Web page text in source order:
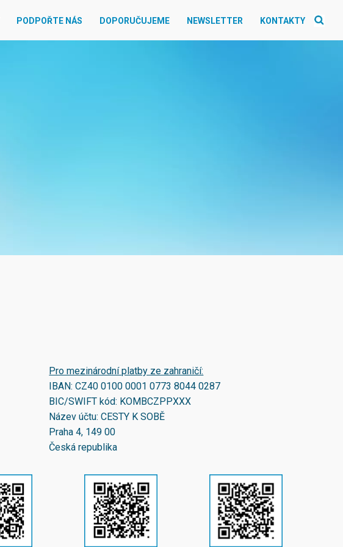
PODPOŘTE NÁS DOPORUČUJEME NEWSLETTER KONTAKTY
Pro mezinárodní platby ze zahraničí:
IBAN:CZ40 0100 0001 0773 8044 0287
BIC/SWIFT kód: KOMBCZPPXXX
Název účtu: CESTY K SOBĚ
Praha 4, 149 00
Česká republika